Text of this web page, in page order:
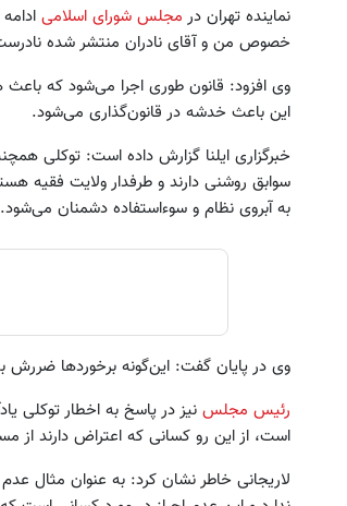
نماینده تهران در مجلس شورای اسلامی
خصوص من و آقای نادران منتشر شده
وی افزود: قانون طوری اجرا می‌شود که باعث
این باعث خدشه در قانون‌گذاری می‌شود.
خبرگزاری ایلنا گزارش داده است: توکلی
سوابق روشنی دارند و طرفدار ولایت فقیه
به ‌آبروی نظام و سوء‌استفاده دشمنان می‌شود.
وی در پایان گفت: این‌گونه برخوردها ضررش
رئیس مجلس نیز در پاسخ به اخطار توکلی
است، از این رو کسانی که اعتراض دارند از
لاریجانی خاطر نشان کرد: به عنوان مثال
سریع و راحت بفروش
درخواست فروش